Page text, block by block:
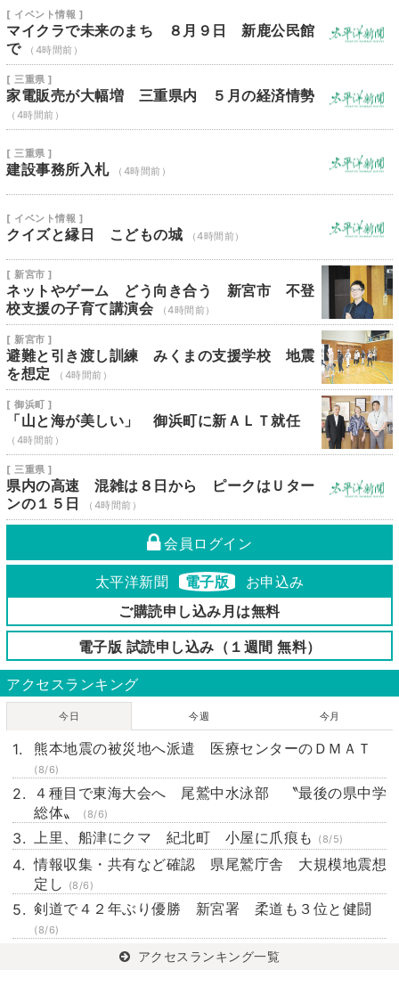
[ イベント情報 ]
マイクラで未来のまち ８月９日 新鹿公民館
で
（4時間前）
[ 三重県 ]
家電販売が大幅増 三重県内 ５月の経済情勢
（4時間前）
[ 三重県 ]
建設事務所入札 （4時間前）
[ イベント情報 ]
クイズと縁日 こどもの城 （4時間前）
[ 新宮市 ]
ネットやゲーム どう向き合う 新宮市 不登
校支援の子育て講演会
（4時間前）
[ 新宮市 ]
避難と引き渡し訓練 みくまの支援学校 地震
を想定
（4時間前）
[ 御浜町 ]
「山と海が美しい」 御浜町に新ＡＬＴ就任
（4時間前）
[ 三重県 ]
県内の高速 混雑は８日から ピークはＵター
ンの１５日
（4時間前）
会員ログイン
太平洋新聞 電子版
お申込み
ご購読申し込み月は無料
電子版 試読申し込み（１週間 無料）
アクセスランキング
今日 今週 今月
熊本地震の被災地へ派遣 医療センターのＤＭＡＴ
(8/6)
４種目で東海大会へ 尾鷲中水泳部 〝最後の県中学
総体〟
(8/6)
上里、船津にクマ 紀北町 小屋に爪痕も (8/5)
情報収集・共有など確認 県尾鷲庁舎 大規模地震想
定し
(8/6)
剣道で４２年ぶり優勝 新宮署 柔道も３位と健闘
(8/6)
アクセスランキング一覧